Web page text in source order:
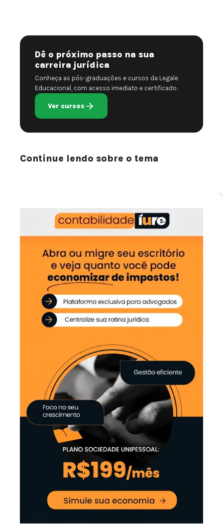
Dê o próximo passo na sua
carreira jurídica
Conheça as pós-graduações e cursos da Legale
Educacional, com acesso imediato e certificado.
Ver cursos
Continue lendo sobre o tema